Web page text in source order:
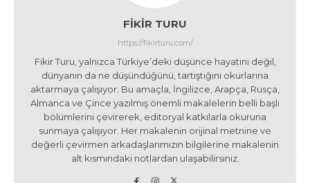
FIKIR TURU
https://fikirturu.com/
Fikir Turu, yalnızca Türkiye’deki düşünce hayatını değil,
dünyanın da ne düşündüğünü, tartıştığını okurlarına
aktarmaya çalışıyor. Bu amaçla, İngilizce, Arapça, Rusça,
Almanca ve Çince yazılmış önemli makalelerin belli başlı
bölümlerini çevirerek, editoryal katkılarla okuruna
sunmaya çalışıyor. Her makalenin orijinal metnine ve
değerli çevirmen arkadaşlarımızın bilgilerine makalenin
alt kısmındaki notlardan ulaşabilirsiniz.